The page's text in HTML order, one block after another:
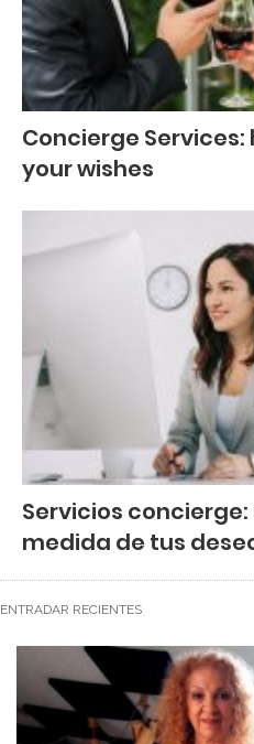
Concierge
your wishes
Servicios
medida de tus
ENTRADAR RECIENTES